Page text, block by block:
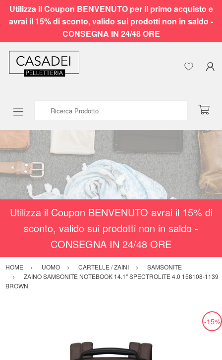
Utilizza il Coupon BENVENUTO per il primo acquisto e
avrai il 15% di sconto, valido sui prodotti non in saldo -
CONSEGNA IN 24/48 ORE
Utilizza il Coupon BENVENUTO avrai il 15% di
sconto, valido sui prodotti non in saldo -
CONSEGNA IN 24/48 ORE
HOME UOMO CARTELLE / ZAINI
SAMSONITE
ZAINO SAMSONITE NOTEBOOK 14.1" SPECTROLITE 4.0 158108-1139
BROWN
-15%